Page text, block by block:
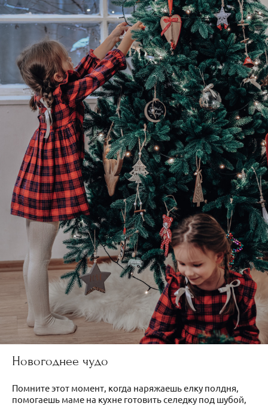
Новогоднее чудо
Помните этот момент, когда наряжаешь елку полдня,
помогаешь маме на кухне готовить селедку под шубой,